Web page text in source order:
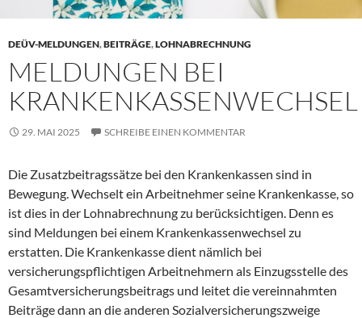
DEÜV-MELDUNGEN,BEITRÄGE,LOHNABRECHNUNG
MELDUNGEN BEI
KRANKENKASSENWECHSEL
29. MAI 2025 SCHREIBE EINEN KOMMENTAR
Die Zusatzbeitragssätze bei den Krankenkassen sind in
Bewegung. Wechselt ein Arbeitnehmer seine Krankenkasse, so
ist dies in der Lohnabrechnung zu berücksichtigen. Denn es
sind Meldungen bei einem Krankenkassenwechsel zu
erstatten. Die Krankenkasse dient nämlich bei
versicherungspflichtigen Arbeitnehmern als Einzugsstelle des
Gesamtversicherungsbeitrags und leitet die vereinnahmten
Beiträge dann an die anderen Sozialversicherungszweige